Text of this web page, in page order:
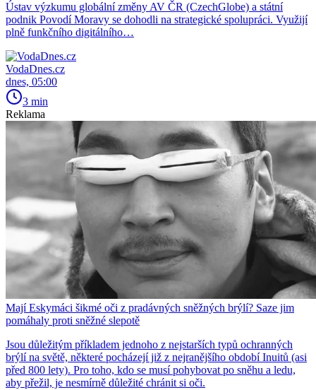
Ústav výzkumu globální změny AV ČR (CzechGlobe) a státní
podnik Povodí Moravy se dohodli na strategické spolupráci. Využijí
plně funkčního digitálního…
VodaDnes.cz
dnes, 05:00
3 min
Reklama
Mají Eskymáci šikmé oči z pradávných sněžných brýlí? Saze jim
pomáhaly proti sněžné slepotě
Jsou důležitým příkladem jednoho z nejstarších typů ochranných
brýlí na světě, některé pocházejí již z nejranějšího období Inuitů (asi
před 800 lety). Pro toho, kdo se musí pohybovat po sněhu a ledu,
aby přežil, je nesmírně důležité chránit si oči.